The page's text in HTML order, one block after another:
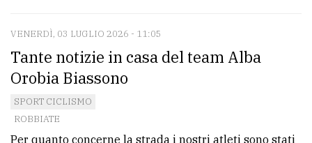
TESTATE
VENERDÌ, 03 LUGLIO 2026 - 11:05
Tante notizie in casa del team Alba
Orobia Biassono
SPORT CICLISMO
ROBBIATE
Per quanto concerne la strada i nostri atleti sono stati